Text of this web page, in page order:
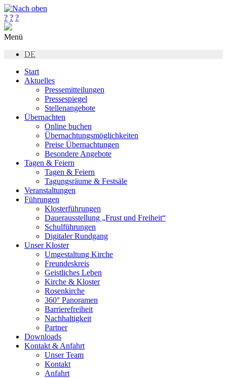
? ? ?
Menü
DE
Start
Aktuelles
Pressemitteilungen
Pressespiegel
Stellenangebote
Übernachten
Online buchen
Übernachtungsmöglichkeiten
Preise Übernachtungen
Besondere Angebote
Tagen & Feiern
Tagen & Feiern
Tagungsräume & Festsäle
Veranstaltungen
Führungen
Klosterführungen
Dauerausstellung „Frust und Freiheit“
Schulführungen
Digitaler Rundgang
Unser Kloster
Umgestaltung Kirche
Freundeskreis
Geistliches Leben
Kirche & Kloster
Rosenkirche
360° Panoramen
Barrierefreiheit
Nachhaltigkeit
Partner
Downloads
Kontakt & Anfahrt
Unser Team
Kontakt
Anfahrt